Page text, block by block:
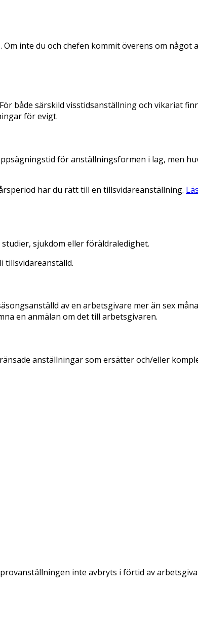
inte du och chefen kommit överens om något
både särskild visstidsanställning och vikariat
för evigt.
för anställningsformen i lag, men
har du rätt till en tillsvidareanställning.
sjukdom eller föräldraledighet.
tillsvidareanställd.
av en arbetsgivare mer än sex
en anmälan om det till arbetsgivaren.
anställningar som ersätter och/eller
inte avbryts i förtid av